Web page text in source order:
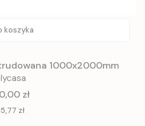
koszyka
1000x2000mm
zł
zł